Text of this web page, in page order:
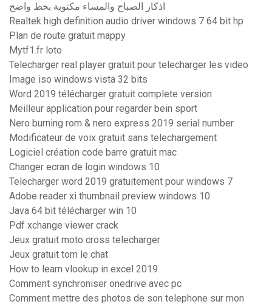
اذكار الصباح والمساء مكتوبة بخط واضح
Realtek high definition audio driver windows 7 64 bit hp
Plan de route gratuit mappy
Mytf1.fr loto
Telecharger real player gratuit pour telecharger les video
Image iso windows vista 32 bits
Word 2019 télécharger gratuit complete version
Meilleur application pour regarder bein sport
Nero burning rom & nero express 2019 serial number
Modificateur de voix gratuit sans telechargement
Logiciel création code barre gratuit mac
Changer ecran de login windows 10
Telecharger word 2019 gratuitement pour windows 7
Adobe reader xi thumbnail preview windows 10
Java 64 bit télécharger win 10
Pdf xchange viewer crack
Jeux gratuit moto cross telecharger
Jeux gratuit tom le chat
How to learn vlookup in excel 2019
Comment synchroniser onedrive avec pc
Comment mettre des photos de son telephone sur mon